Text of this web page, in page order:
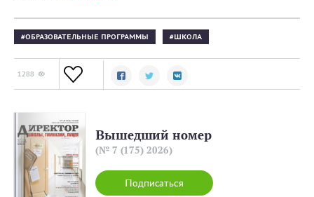
ОБРАЗОВАТЕЛЬНЫЕ ПРОГРАММЫ ШКОЛА
1288
Подписаться
Вышедший номер
(№ 7 (175) 2026)